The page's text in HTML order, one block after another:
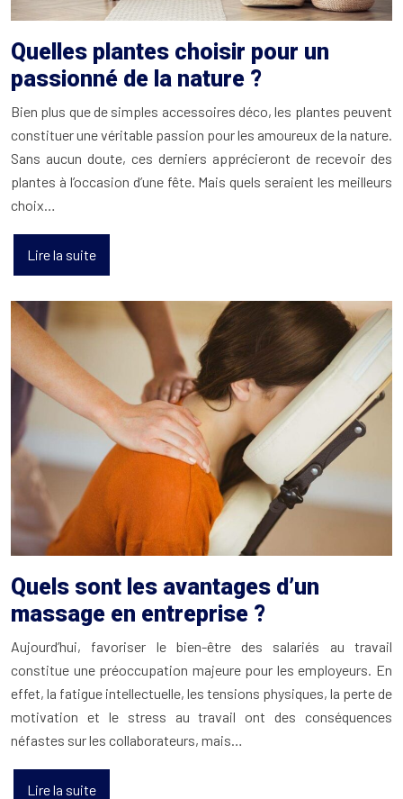
Quelles plantes choisir pour un
passionné de la nature ?
Bien plus que de simples accessoires déco, les plantes peuvent
constituer une véritable passion pour les amoureux de la nature.
Sans aucun doute, ces derniers apprécieront de recevoir des
plantes à l’occasion d’une fête. Mais quels seraient les meilleurs
choix…
Lire la suite
Quels sont les avantages d’un
massage en entreprise ?
Aujourd’hui, favoriser le bien-être des salariés au travail
constitue une préoccupation majeure pour les employeurs. En
effet, la fatigue intellectuelle, les tensions physiques, la perte de
motivation et le stress au travail ont des conséquences
néfastes sur les collaborateurs, mais…
Lire la suite